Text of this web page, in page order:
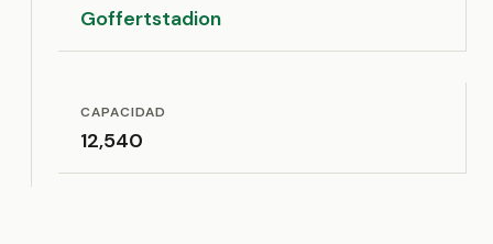
Goffertstadion
CAPACIDAD
12,540